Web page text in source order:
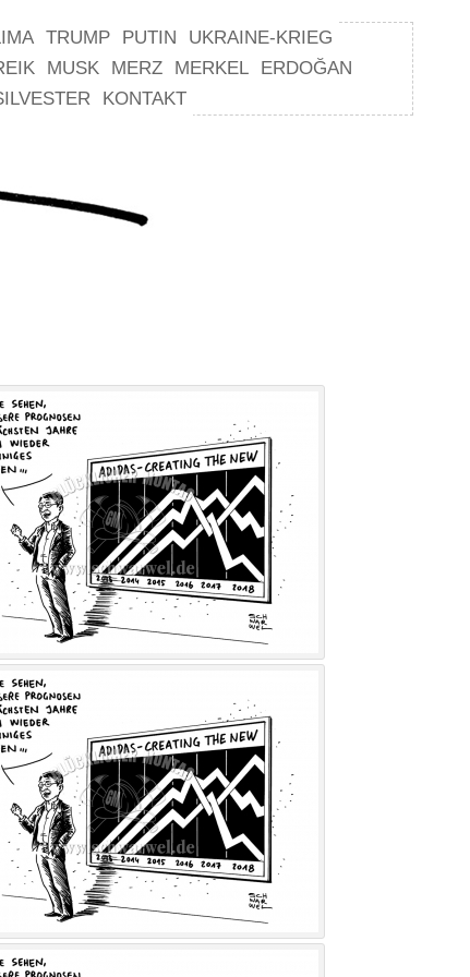
TRUMP PUTIN
UKRAINE-KRIEG
MUSK MERZ MERKEL
ERDOĞAN
KONTAKT